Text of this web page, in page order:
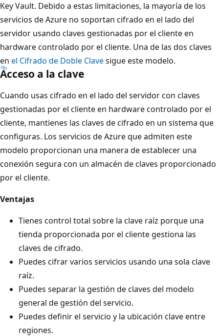
Key Vault. Debido a estas limitaciones, la mayoría de los
servicios de Azure no soportan cifrado en el lado del
servidor usando claves gestionadas por el cliente en
hardware controlado por el cliente. Una de las dos claves
en el Cifrado de Doble Clavesigue este modelo.
Acceso a la clave
Cuando usas cifrado en el lado del servidor con claves
gestionadas por el cliente en hardware controlado por el
cliente, mantienes las claves de cifrado en un sistema que
configuras. Los servicios de Azure que admiten este
modelo proporcionan una manera de establecer una
conexión segura con un almacén de claves proporcionado
por el cliente.
Ventajas
Tienes control total sobre la clave raíz porque una
tienda proporcionada por el cliente gestiona las
claves de cifrado.
Puedes cifrar varios servicios usando una sola clave
raíz.
Puedes separar la gestión de claves del modelo
general de gestión del servicio.
Puedes definir el servicio y la ubicación clave entre
regiones.